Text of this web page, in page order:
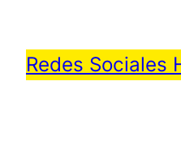
contenido
Redes Sociales